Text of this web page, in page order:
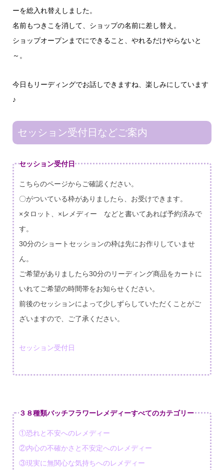
ーを総入れ替えしました。
名前もつきこを消して、ショップの名前に差し替え。
ショップオープンまでにできること、やれるだけやらないと
～。
今日もリーディングでお話しできますね、楽しみにしています
♪
セッション受付日などご案内
セッション受付日
こちらのページからご確認ください。
〇がついている枠がありましたら、お受けできます。
×タロット、×レメディー などと書いてあれば予約済みで
す。
30分のショートセッションの枠は先にお作りしていませ
ん。
ご希望がありましたら30分のリーディング商品をカートに
いれてご希望の時間帯をお知らせください。
前後のセッションによって少しずらしていただくことがご
ざいますので、ご了承ください。
セッション受付日
３８種類バッチフラワーレメディーすべてのカテゴリー
①恐れと不安へのレメディー
②内心の不確かさと不安定へのレメディー
③現実に無関心な気持ちへのレメディー